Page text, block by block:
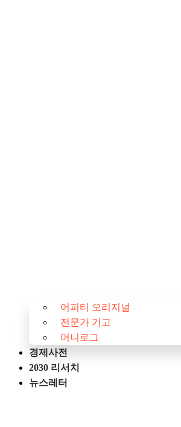
어피티 오리지널
전문가 기고
머니로그
경제사전
2030 리서치
뉴스레터